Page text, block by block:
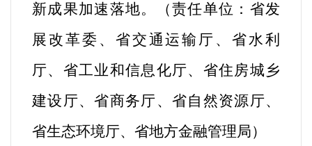
新成果加速落地。（责任单位：省发
展改革委、省交通运输厅、省水利
厅、省工业和信息化厅、省住房城乡
建设厅、省商务厅、省自然资源厅、
省生态环境厅、省地方金融管理局）